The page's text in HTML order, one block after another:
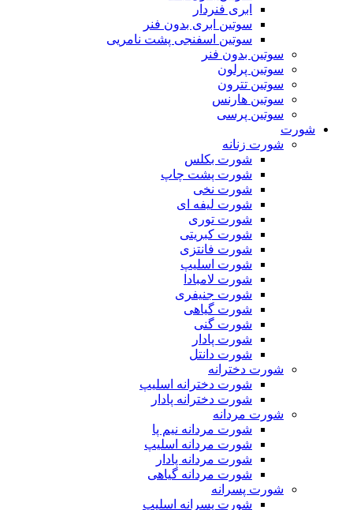
ابری فنردار
سوتین ابری بدون فنر
سوتین اسفنجی پشت نامریی
سوتین بدون فنر
سوتین پرلون
سوتین تترون
سوتین هارنس
سوتین پرسی
شورت
شورت زنانه
شورت بکلس
شورت پشت چاپ
شورت نخی
شورت لیفه ای
شورت توری
شورت کبریتی
شورت فانتزی
شورت اسلیپ
شورت لامبادا
شورت جنیفری
شورت گیاهی
شورت گنی
شورت پادار
شورت دانتل
شورت دخترانه
شورت دخترانه اسلیپ
شورت دخترانه پادار
شورت مردانه
شورت مردانه نیم پا
شورت مردانه اسلیپ
شورت مردانه پادار
شورت مردانه گیاهی
شورت پسرانه
شورت پسرانه اسلیپ